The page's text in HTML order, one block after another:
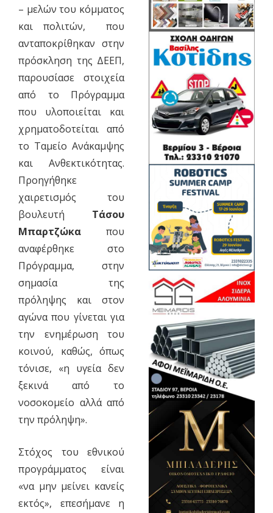
– μελών του κόμματος
και πολιτών, που
ανταποκρίθηκαν στην
πρόσκληση της ΔΕΕΠ,
παρουσίασε στοιχεία
από το Πρόγραμμα
που υλοποιείται και
χρηματοδοτείται από
το Ταμείο Ανάκαμψης
και Ανθεκτικότητας.
Προηγήθηκε
χαιρετισμός του
βουλευτή Τάσου
Μπαρτζώκαπου
αναφέρθηκε στο
Πρόγραμμα, στην
σημασία της
πρόληψης και στον
αγώνα που γίνεται για
την ενημέρωση του
κοινού, καθώς, όπως
τόνισε, «η υγεία δεν
ξεκινά από το
νοσοκομείο αλλά από
την πρόληψη».
Στόχος του εθνικού
προγράμματος είναι
«να μην μείνει κανείς
εκτός», επεσήμανε η